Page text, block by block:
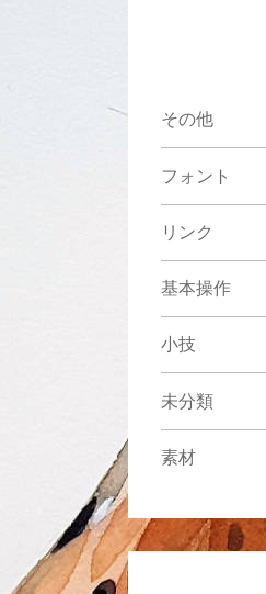
その他
フォント
リンク
基本操作
小技
未分類
素材